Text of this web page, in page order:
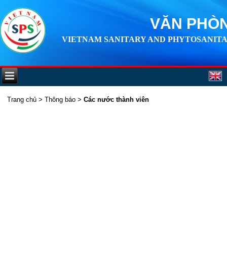
VĂN
VIETNAM SANITARY AND
Trang chủ >Thông báo >Các nước thành viên